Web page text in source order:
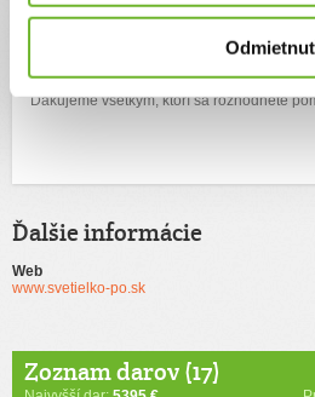
služieb pre deti a na nákup pomôcok napr.
Ďakujeme všetkým, ktorí sa rozhodnete
Ďalšie informácie
Web
www.svetielko-po.sk
Zoznam darov (17)